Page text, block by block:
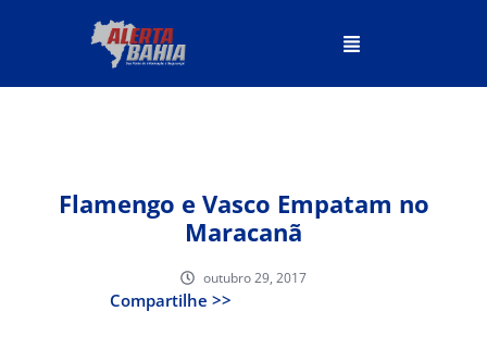
Flamengo e Vasco Empatam no
Maracanã
outubro 29, 2017
Compartilhe >>